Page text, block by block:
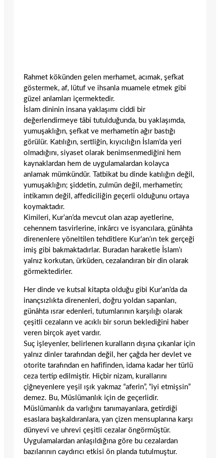
Rahmet kökünden gelen merhamet, acımak, şefkat
göstermek, af, lütuf ve ihsanla muamele etmek gibi
güzel anlamları içermektedir.
İslam dininin insana yaklaşımı ciddi bir
değerlendirmeye tâbi tutulduğunda, bu yaklaşımda,
yumuşaklığın, şefkat ve merhametin ağır bastığı
görülür. Katılığın, sertliğin, kıyıcılığın İslam’da yeri
olmadığını, siyaset olarak benimsenmediğini hem
kaynaklardan hem de uygulamalardan kolayca
anlamak mümkündür. Tatbikat bu dinde katılığın değil,
yumuşaklığın; şiddetin, zulmün değil, merhametin;
intikamın değil, affediciliğin geçerli olduğunu ortaya
koymaktadır.
Kimileri, Kur’an’da mevcut olan azap ayetlerine,
cehennem tasvirlerine, inkârcı ve isyancılara, günâhta
direnenlere yöneltilen tehditlere Kur’an’ın tek gerçeği
imiş gibi bakmaktadırlar. Buradan haraketle İslam’ı
yalnız korkutan, ürküden, cezalandıran bir din olarak
görmektedirler.
Her dinde ve kutsal kitapta olduğu gibi Kur’an’da da
inançsızlıkta direnenleri, doğru yoldan sapanları,
günâhta ısrar edenleri, tutumlarının karşılığı olarak
çeşitli cezaların ve acıklı bir sorun beklediğini haber
veren birçok ayet vardır.
Suç işleyenler, belirlenen kuralların dışına çıkanlar için
yalnız dinler tarafından değil, her çağda her devlet ve
otorite tarafından en hafifinden, idama kadar her türlü
ceza tertip edilmiştir. Hiçbir nizam, kurallarını
çiğneyenlere yeşil ışık yakmaz “aferin”, “iyi etmişsin”
demez. Bu, Müslümanlık için de geçerlidir.
Müslümanlık da varlığını tanımayanlara, getirdiği
esaslara başkaldıranlara, yan çizen mensuplarına karşı
dünyevi ve uhrevi çeşitli cezalar öngörmüştür.
Uygulamalardan anlaşıldığına göre bu cezalardan
bazılarının caydırıcı etkisi ön planda tutulmuştur.